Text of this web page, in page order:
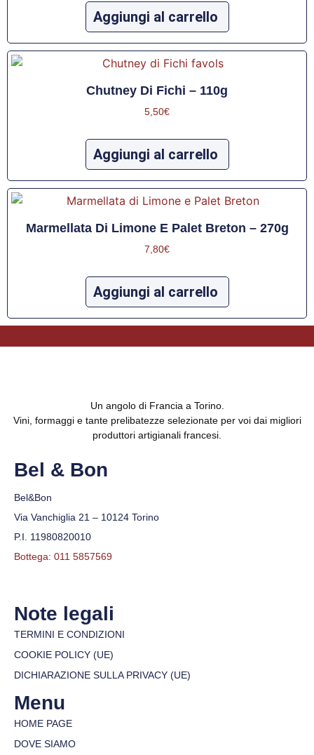
Aggiungi al carrello
Chutney Di Fichi – 110g
5,50€
Aggiungi al carrello
Marmellata Di Limone E Palet Breton – 270g
7,80€
Aggiungi al carrello
Un angolo di Francia a Torino.
Vini, formaggi e tante prelibatezze selezionate per voi dai migliori
produttori artigianali francesi.
Bel & Bon
Bel&Bon
Via Vanchiglia 21 – 10124 Torino
P.I. 11980820010
Bottega: 011 5857569
Note legali
TERMINI E CONDIZIONI
COOKIE POLICY (UE)
DICHIARAZIONE SULLA PRIVACY (UE)
Menu
HOME PAGE
DOVE SIAMO